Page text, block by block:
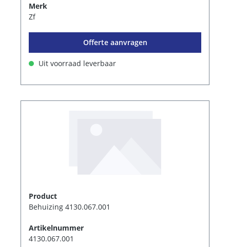
Merk
Zf
Offerte aanvragen
Uit voorraad leverbaar
Product
Behuizing 4130.067.001
Artikelnummer
4130.067.001